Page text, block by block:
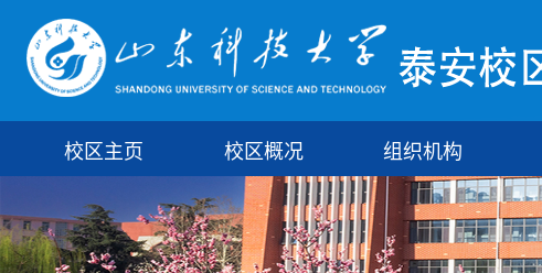
校区主页 校区概况 组织机构